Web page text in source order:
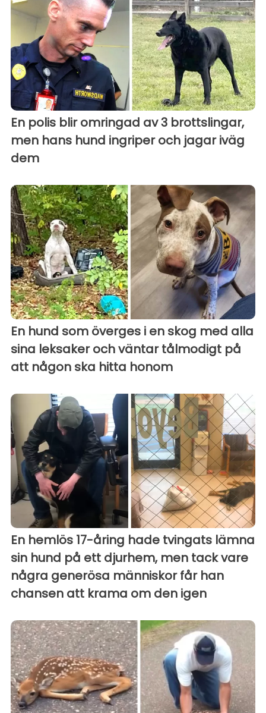
En polis blir omringad av 3 brottslingar,
men hans hund ingriper och jagar iväg
dem
En hund som överges i en skog med alla
sina leksaker och väntar tålmodigt på
att någon ska hitta honom
En hemlös 17-åring hade tvingats lämna
sin hund på ett djurhem, men tack vare
några generösa människor får han
chansen att krama om den igen